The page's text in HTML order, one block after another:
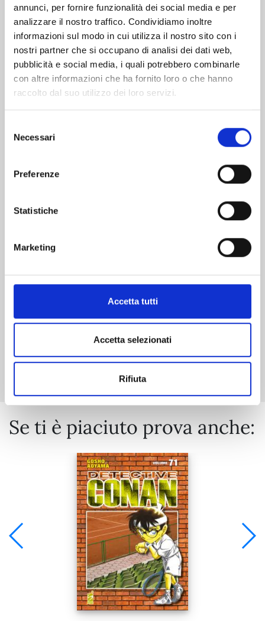
annunci, per fornire funzionalità dei social media e per
analizzare il nostro traffico. Condividiamo inoltre
informazioni sul modo in cui utilizza il nostro sito con i
nostri partner che si occupano di analisi dei dati web,
pubblicità e social media, i quali potrebbero combinarle
con altre informazioni che ha fornito loro o che hanno
raccolto dal suo utilizzo dei loro servizi.
delNecessari
Preferenze
Statistiche
Marketing
Accetta tutti
Accetta selezionati
Rifiuta
Altri volumi della serie
YU DEGLI SPETTRI NEW EDITION n. 19
€ 5,90
Mostra tutto
Se ti è piaciuto prova anche: